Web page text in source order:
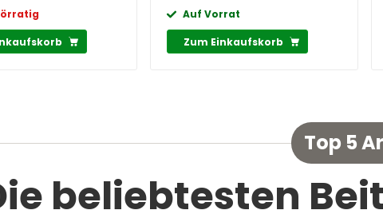
Auf Vorrat
Zum Einkaufskorb
Top 5
beliebtesten